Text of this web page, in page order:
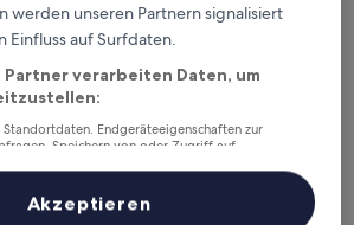
mit Preisen für Mitglieder
für diese Daten
werden unseren Partnern signalisiert
Einfluss auf Surfdaten.
verarbeiten Daten, um
Endgeräteeigenschaften zur
Speichern von oder Zugriff auf
und der Performance von Inhalten,
sowie Entwicklung und Verbesserung von
Akzeptieren